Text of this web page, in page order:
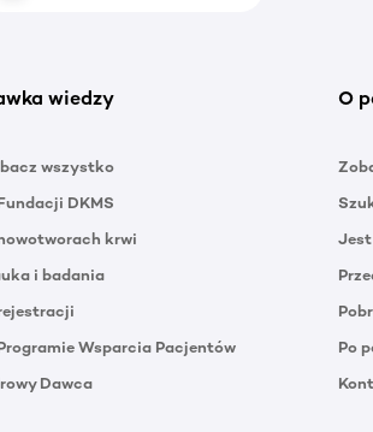
wiedzy
wszystko
DKMS
krwi
i badania
Wsparcia Pacjentów
Dawca
O
Po